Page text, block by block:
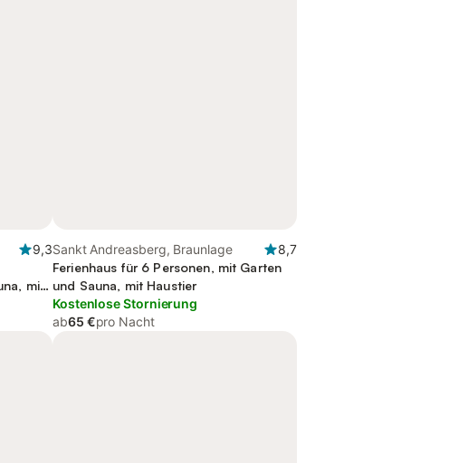
9,3
mit
Sankt Andreasberg, Braunlage
8,7
Ferienhaus für 6 Personen, mit Garten
und Sauna, mit Haustier
Kostenlose Stornierung
ab65 €pro Nacht